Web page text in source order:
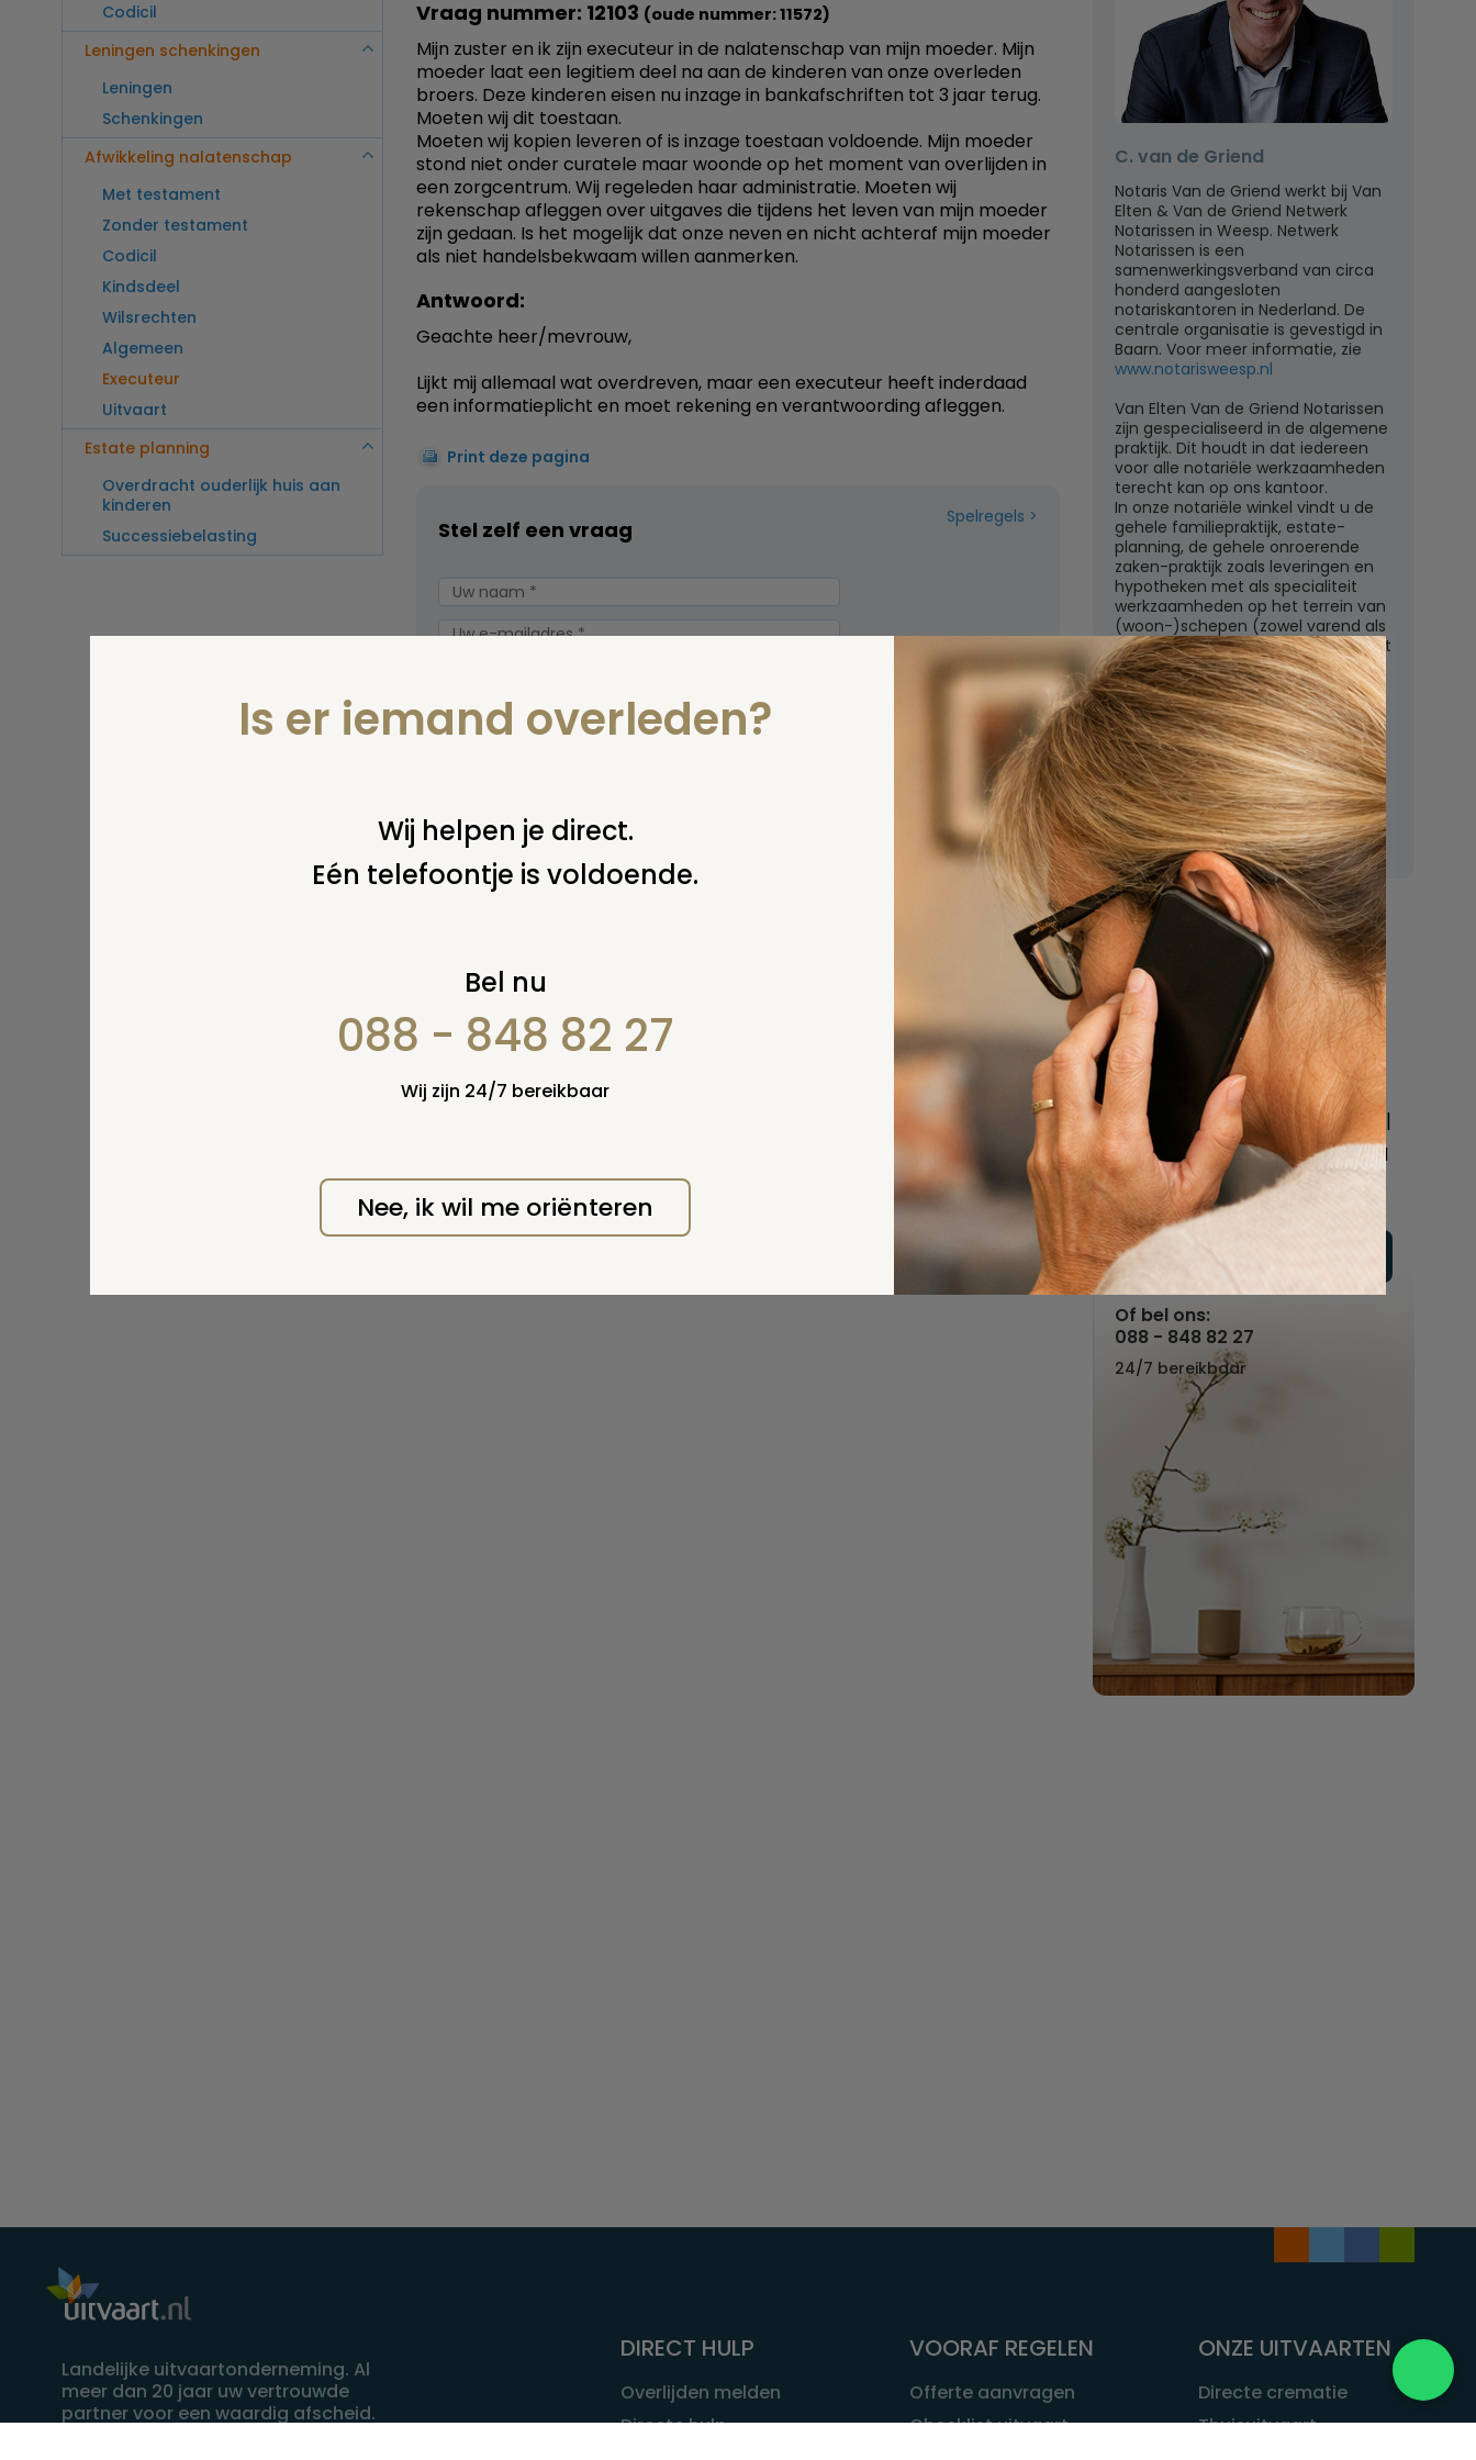
Codicil
Leningen schenkingen
Leningen
Schenkingen
Afwikkeling nalatenschap
Met testament
Zonder testament
Codicil
Kindsdeel
Wilsrechten
Algemeen
Executeur
Uitvaart
Estate planning
Overdracht ouderlijk huis aan
kinderen
Successiebelasting
Vraag nummer: 12103 (oude nummer: 11572)
Mijn zuster en ik zijn executeur in de nalatenschap van mijn moeder. Mijn
moeder laat een legitiem deel na aan de kinderen van onze overleden
broers. Deze kinderen eisen nu inzage in bankafschriften tot 3 jaar terug.
Moeten wij dit toestaan.
Moeten wij kopien leveren of is inzage toestaan voldoende. Mijn moeder
stond niet onder curatele maar woonde op het moment van overlijden in
een zorgcentrum. Wij regeleden haar administratie. Moeten wij
rekenschap afleggen over uitgaves die tijdens het leven van mijn moeder
zijn gedaan. Is het mogelijk dat onze neven en nicht achteraf mijn moeder
als niet handelsbekwaam willen aanmerken.
Antwoord:
Geachte heer/mevrouw,
Lijkt mij allemaal wat overdreven, maar een executeur heeft inderdaad
een informatieplicht en moet rekening en verantwoording afleggen.
Print deze pagina
Spelregels
Stel zelf een vraag
Verzenden
Wel verplicht, maar
wordt niet gepubliceerd.
C. van de Griend
Notaris Van de Griend werkt bij Van
Elten & Van de Griend Netwerk
Notarissen in Weesp. Netwerk
Notarissen is een
samenwerkingsverband van circa
honderd aangesloten
notariskantoren in Nederland. De
centrale organisatie is gevestigd in
Baarn. Voor meer informatie, zie
www.notarisweesp.nl
Van Elten Van de Griend Notarissen
zijn gespecialiseerd in de algemene
praktijk. Dit houdt in dat iedereen
voor alle notariële werkzaamheden
terecht kan op ons kantoor.
In onze notariële winkel vindt u de
gehele familiepraktijk, estate-
planning, de gehele onroerende
zaken-praktijk zoals leveringen en
hypotheken met als specialiteit
werkzaamheden op het terrein van
(woon-)schepen (zowel varend als
liggend) en het ondernemingsrecht
met een zeer uitgebreid
dienstenpakket.
Een orienterend gesprek op het
kantoor te Weesp is kosteloos en
vrijblijvend. Aarzelt u dan ook niet
om hiervan gebruik te maken.
Nu
een uitvaart
regelen
Beschrijf uw wensen
online of bel ons geheel
vrijblijvend voor hulp na
een overlijden.
Vul hier uw wensen in
Of bel ons:
088 - 848 82 27
24/7 bereikbaar
Landelijke uitvaartonderneming. Al
meer dan 20 jaar uw vertrouwde
partner voor een waardig afscheid.
DIRECT HULP
Overlijden melden
Directe hulp
VOORAF REGELEN
Offerte aanvragen
Checklist uitvaart
ONZE UITVAARTEN
Directe crematie
Thuisuitvaart
Is er iemand overleden?
Wij helpen je direct.
Eén telefoontje is voldoende.
Bel nu
088 - 848 82 27
Wij zijn 24/7 bereikbaar
Nee, ik wil me oriënteren